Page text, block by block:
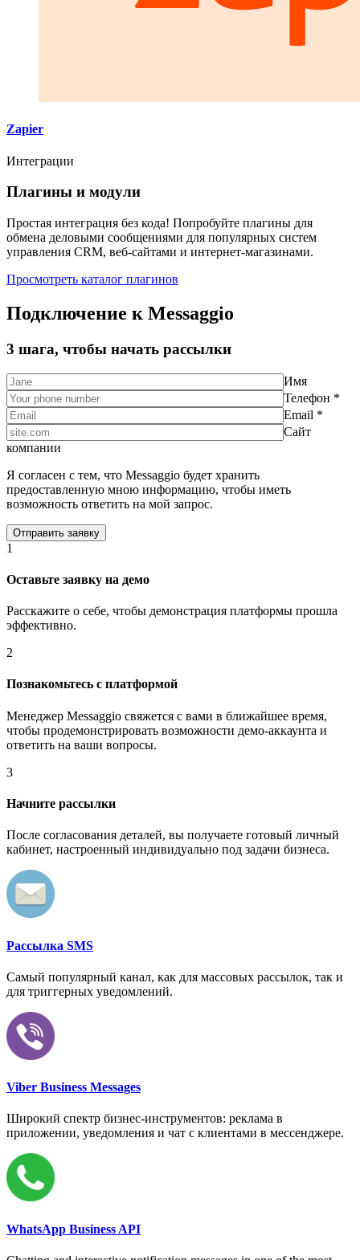
Zapier
Интеграции
Плагины и модули
Простая интеграция без кода! Попробуйте плагины для
обмена деловыми сообщениями для популярных систем
управления CRM, веб-сайтами и интернет-магазинами.
Просмотреть каталог плагинов
Подключение к Messaggio
3 шага, чтобы начать рассылки
Имя
Телефон *
Email *
Сайт
компании
Я согласен с тем, что Messaggio будет хранить
предоставленную мною информацию, чтобы иметь
возможность ответить на мой запрос.
1
Оставьте заявку на демо
Расскажите о себе, чтобы демонстрация платформы прошла
эффективно.
2
Познакомьтесь с платформой
Менеджер Messaggio свяжется с вами в ближайшее время,
чтобы продемонстрировать возможности демо-аккаунта и
ответить на ваши вопросы.
3
Начните рассылки
После согласования деталей, вы получаете готовый личный
кабинет, настроенный индивидуально под задачи бизнеса.
Рассылка SMS
Самый популярный канал, как для массовых рассылок, так и
для триггерных уведомлений.
Viber Business Messages
Широкий спектр бизнес-инструментов: реклама в
приложении, уведомления и чат с клиентами в мессенджере.
WhatsApp Business API